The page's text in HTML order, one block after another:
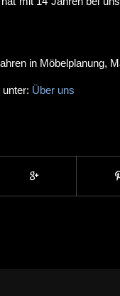
in Möbelplanung,
Über uns